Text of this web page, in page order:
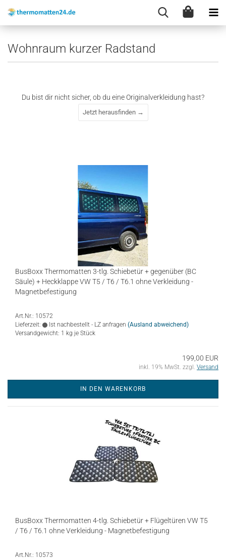
Wohnraum kurzer Radstand
Du bist dir nicht sicher, ob du eine Originalverkleidung hast?
Jetzt herausfinden →
BusBoxx Thermomatten 3-tlg. Schiebetür + gegenüber (BC
Säule) + Heckklappe VW T5 / T6 / T6.1 ohne Verkleidung -
Magnetbefestigung
Art.Nr.: 10572
Lieferzeit:
Ist nachbestellt - LZ anfragen (Ausland abweichend)
Versandgewicht: 1 kg je Stück
199,00 EUR
inkl. 19% MwSt. zzgl. Versand
IN DEN WARENKORB
BusBoxx Thermomatten 4-tlg. Schiebetür + Flügeltüren VW T5
/ T6 / T6.1 ohne Verkleidung - Magnetbefestigung
Art.Nr.: 10573